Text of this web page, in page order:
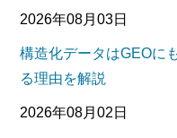
2026年08月03日
構造化データはGEOに
る理由を解説
2026年08月02日